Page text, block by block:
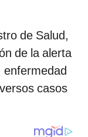
de Salud,
de la alerta
enfermedad
casos